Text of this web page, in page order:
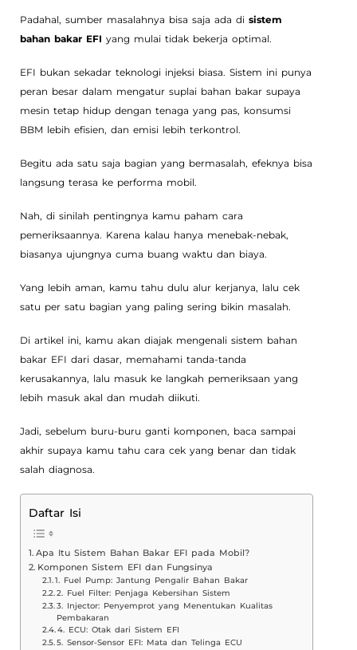
Padahal, sumber masalahnya bisa saja ada di sistem
bahan bakar EFI yang mulai tidak bekerja optimal.
EFI bukan sekadar teknologi injeksi biasa. Sistem ini punya
peran besar dalam mengatur suplai bahan bakar supaya
mesin tetap hidup dengan tenaga yang pas, konsumsi
BBM lebih efisien, dan emisi lebih terkontrol.
Begitu ada satu saja bagian yang bermasalah, efeknya bisa
langsung terasa ke performa mobil.
Nah, di sinilah pentingnya kamu paham cara
pemeriksaannya. Karena kalau hanya menebak-nebak,
biasanya ujungnya cuma buang waktu dan biaya.
Yang lebih aman, kamu tahu dulu alur kerjanya, lalu cek
satu per satu bagian yang paling sering bikin masalah.
Di artikel ini, kamu akan diajak mengenali sistem bahan
bakar EFI dari dasar, memahami tanda-tanda
kerusakannya, lalu masuk ke langkah pemeriksaan yang
lebih masuk akal dan mudah diikuti.
Jadi, sebelum buru-buru ganti komponen, baca sampai
akhir supaya kamu tahu cara cek yang benar dan tidak
salah diagnosa.
Daftar Isi
Apa Itu Sistem Bahan Bakar EFI pada Mobil?
Komponen Sistem EFI dan Fungsinya
1. Fuel Pump: Jantung Pengalir Bahan Bakar
2. Fuel Filter: Penjaga Kebersihan Sistem
3. Injector: Penyemprot yang Menentukan Kualitas
Pembakaran
4. ECU: Otak dari Sistem EFI
5. Sensor-Sensor EFI: Mata dan Telinga ECU